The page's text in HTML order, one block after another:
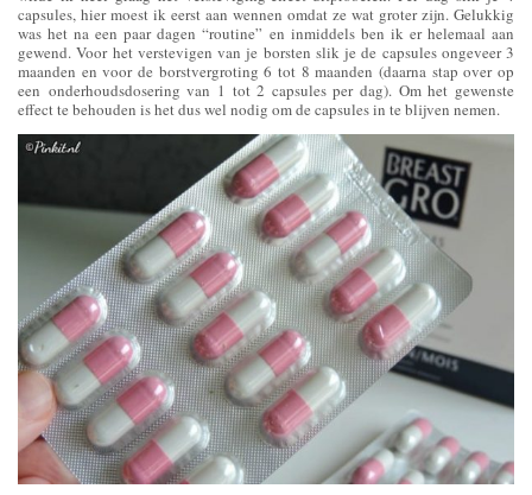
capsules, hier moest ik eerst aan wennen omdat ze wat groter zijn. Gelukkig
was het na een paar dagen “routine” en inmiddels ben ik er helemaal aan
gewend. Voor het verstevigen van je borsten slik je de capsules ongeveer 3
maanden en voor de borstvergroting 6 tot 8 maanden (daarna stap over op
een onderhoudsdosering van 1 tot 2 capsules per dag). Om het gewenste
effect te behouden is het dus wel nodig om de capsules in te blijven nemen.